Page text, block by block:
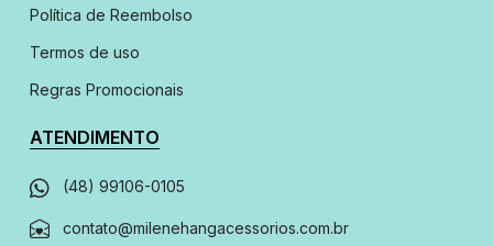
Política de Reembolso
Termos de uso
Regras Promocionais
ATENDIMENTO
(48) 99106-0105
contato@milenehangacessorios.com.br